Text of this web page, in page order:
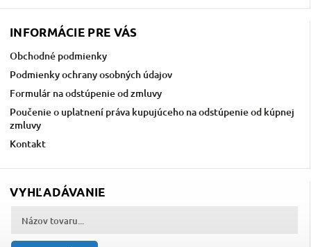
INFORMÁCIE PRE VÁS
Obchodné podmienky
Podmienky ochrany osobných údajov
Formulár na odstúpenie od zmluvy
Poučenie o uplatnení práva kupujúceho na odstúpenie od kúpnej
zmluvy
Kontakt
VYHĽADÁVANIE